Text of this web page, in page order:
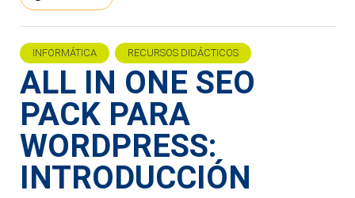
INFORMÁTICA RECURSOS DIDÁCTICOS
ALL IN ONE SEO
PACK PARA
WORDPRESS:
INTRODUCCIÓN